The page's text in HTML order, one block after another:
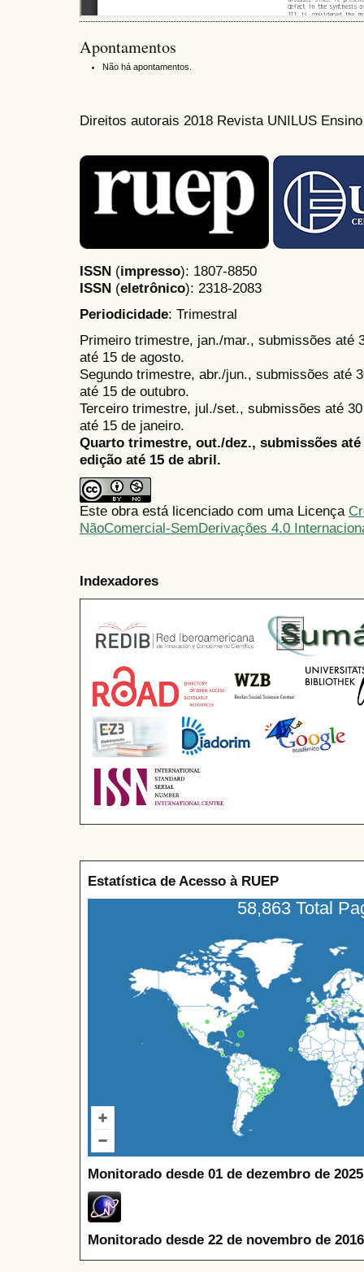
Apontamentos
Não há apontamentos.
Direitos autorais 2018 Revista UNILUS
ISSN (impresso): 1807-8850
ISSN (eletrônico): 2318-2083
Periodicidade: Trimestral
Primeiro trimestre, jan./mar., submissões até
até 15 de agosto.
Segundo trimestre, abr./jun., submissões até
até 15 de outubro.
Terceiro trimestre, jul./set., submissões até
até 15 de janeiro.
Quarto trimestre, out./dez., submissões
edição até 15 de abril.
Este obra está licenciado com uma Licença
NãoComercial-SemDerivações 4.0
Indexadores
Estatística de Acesso à RUEP
58,863 Total
Monitorado desde 01 de dezembro de
Monitorado desde 22 de novembro de